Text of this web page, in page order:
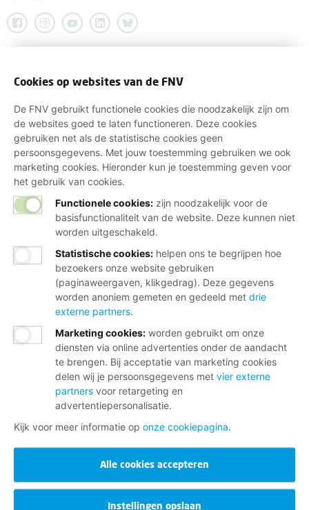
Cookies op websites van de FNV
De FNV gebruikt functionele cookies die noodzakelijk zijn om
de websites goed te laten functioneren. Deze cookies
gebruiken net als de statistische cookies geen
persoonsgegevens. Met jouw toestemming gebruiken we ook
marketing cookies. Hieronder kun je toestemming geven voor
het gebruik van cookies.
Functionele cookies: zijn noodzakelijk voor de
basisfunctionaliteit van de website. Deze kunnen niet
worden uitgeschakeld.
Statistische cookies: helpen ons te begrijpen hoe
bezoekers onze website gebruiken
(paginaweergaven, klikgedrag). Deze gegevens
worden anoniem gemeten en gedeeld met drie
externe partners.
Marketing cookies: worden gebruikt om onze
diensten via online advertenties onder de aandacht
te brengen. Bij acceptatie van marketing cookies
delen wij je persoonsgegevens met vier externe
partners voor retargeting en
advertentiepersonalisatie.
Kijk voor meer informatie op onze cookiepagina.
Alle cookies accepteren
Instellingen opslaan